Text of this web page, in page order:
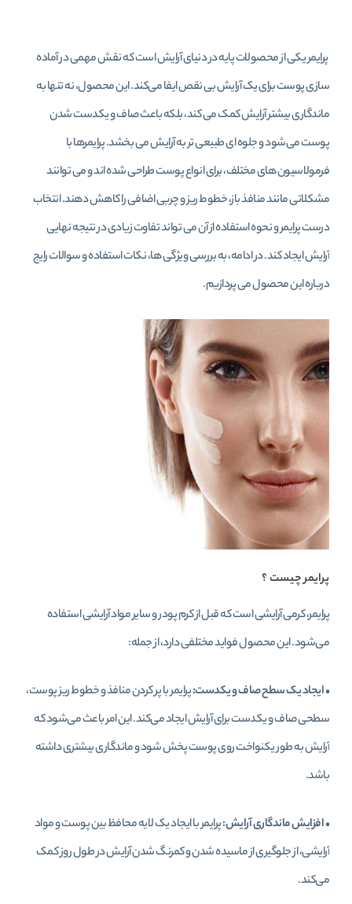
پرایمر یکی از محصولات پایه در دنیای آرایش است که نقش مهمی در آماده‌
سازی پوست برای یک آرایش بی‌ نقص ایفا می‌کند. این محصول، نه‌ تنها به
ماندگاری بیشتر آرایش کمک می‌ کند، بلکه باعث صاف و یکدست شدن
پوست می‌شود و جلوه‌ ای طبیعی‌ تر به آرایش می‌ بخشد. پرایمرها با
فرمولاسیون‌ های مختلف، برای انواع پوست طراحی شده‌ اند و می‌ توانند
مشکلاتی مانند منافذ باز، خطوط ریز و چربی اضافی را کاهش دهند. انتخاب
درست پرایمر و نحوه استفاده از آن می‌ تواند تفاوت زیادی در نتیجه نهایی
آرایش ایجاد کند. در ادامه، به بررسی ویژگی‌ ها، نکات استفاده و سوالات رایج
درباره این محصول می‌ پردازیم.
پرایمر چیست ؟
پرایمر، کرمی آرایشی است که قبل از کرم پودر و سایر مواد آرایشی استفاده
می‌شود. این محصول فواید مختلفی دارد، از جمله:
•ایجاد یک سطح صاف و یکدست:پرایمر با پر کردن منافذ و خطوط ریز پوست،
سطحی صاف و یکدست برای آرایش ایجاد می‌کند. این امر باعث می‌شود که
آرایش به طور یکنواخت روی پوست پخش شود و ماندگاری بیشتری داشته
باشد.
•افزایش ماندگاری آرایش:پرایمر با ایجاد یک لایه محافظ بین پوست و مواد
آرایشی، از جلوگیری از ماسیده شدن و کمرنگ شدن آرایش در طول روز کمک
می‌کند.